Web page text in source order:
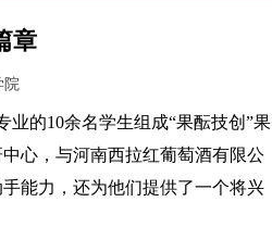
章
院
的10余名学生组成“果酝技创”果
心，与河南西拉红葡萄酒有限公
能力，还为他们提供了一个将兴